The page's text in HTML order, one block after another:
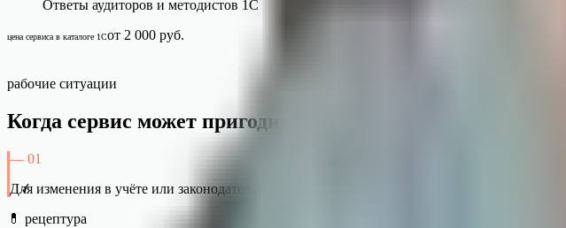
Ответы аудиторов и методистов 1С
цена сервиса в каталоге 1Сот 2 000 руб.
✓
рабочие ситуации
Когда сервис может пригодиться
— 01
Для изменения в учёте или законодательстве нужна инструкция, привязанная к работе в
💊 рецептура